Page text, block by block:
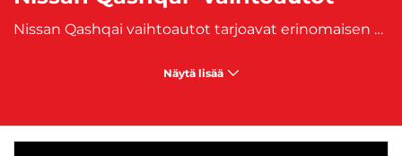
Nissan Qashqai vaihtoautot tarjoavat erinomaisen mahdollisuuden hankkia käytännöllinen ja tyylikäs SUV edullisemmalla hinnalla. Nissan Qashqai on ollut suosittu valinta perheiden ja aktiivisten elämäntapojen vuoksi, ja vaihtoautona se tarjoaa erinomaista vastinetta rahalle. J. Rinta-Joupilta löydät laajan valikoiman Nissan Qashqai vaihtoautoja, jotka yhdistävät mukautuvan muotoilun, modernit ominaisuudet ja kohtuulliset kustannukset. Nissan Qashqai vaihtoautot ovat täydellinen valinta niille, jotka arvostavat korkeaa mukavuutta ja käytännöllisyyttä, mutta eivät halua tinkiä tyylistä tai suorituskyvystä. Tämä malli sopii erinomaisesti perheille, jotka tarvitsevat tilavan ja turvallisen ajoneuvon, mutta myös aktiivisille kaupunkilaisille, jotka arvostavat SUV-mallin monipuolisuutta. Qashqai tarjoaa runsaasti tilaa matkustajille ja tavaroille, ja sen ajettavuus on mukautettu sekä kaupungin hektiseen elämään että pidemmille matkoille.
Näytä lisää